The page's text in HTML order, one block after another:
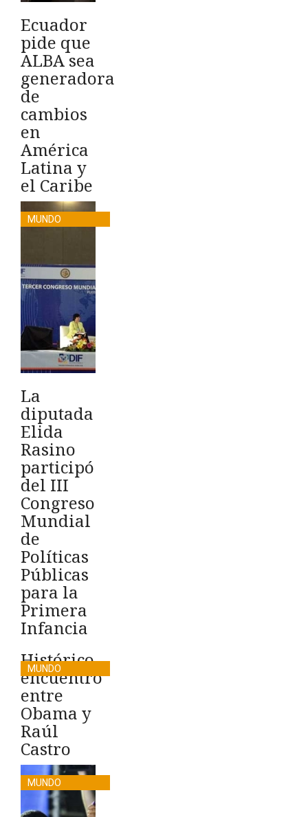
Ecuador
pide que
ALBA sea
generadora
de
cambios
en
América
Latina y
el Caribe
La
diputada
Elida
Rasino
participó
del III
Congreso
Mundial
de
Políticas
Públicas
para la
Primera
Infancia
MUNDO
Histórico
encuentro
entre
Obama y
Raúl
Castro
MUNDO
MUNDO